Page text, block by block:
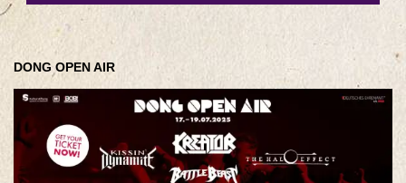
DONG OPEN AIR